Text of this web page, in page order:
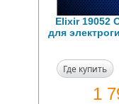
Elixir 19052
для
Где купить
1